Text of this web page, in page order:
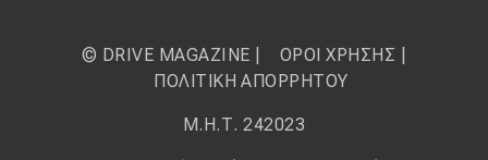
© DRIVE MAGAZINE | ΟΡΟΙ ΧΡΗΣΗΣ
ΠΟΛΙΤΙΚΗ ΑΠΟΡΡΗΤΟΥ
Μ.Η.Τ. 242023